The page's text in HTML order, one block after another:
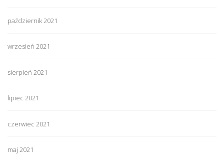
październik 2021
wrzesień 2021
sierpień 2021
lipiec 2021
czerwiec 2021
maj 2021